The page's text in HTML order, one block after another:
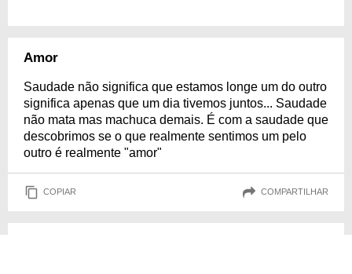
Amor
Saudade não significa que estamos longe um do outro
significa apenas que um dia tivemos juntos... Saudade
não mata mas machuca demais. É com a saudade que
descobrimos se o que realmente sentimos um pelo
outro é realmente "amor"
COPIAR COMPARTILHAR